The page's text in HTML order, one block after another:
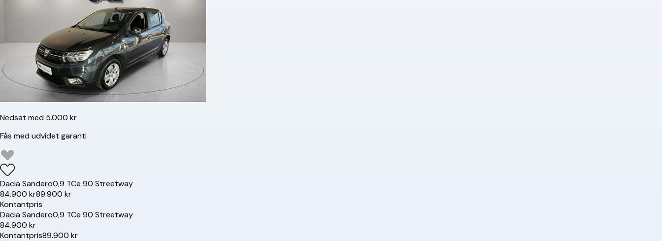
Nedsat med 5.000 kr
Fås med udvidet garanti
DaciaSandero0,9 TCe 90 Streetway
84.900 kr89.900 kr
Kontantpris
DaciaSandero0,9 TCe 90 Streetway
84.900 kr
Kontantpris89.900 kr